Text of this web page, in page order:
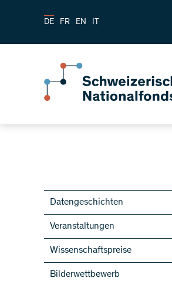
DE FR EN IT
Datengeschichten
Veranstaltungen
Wissenschaftspreise
Bilderwettbewerb